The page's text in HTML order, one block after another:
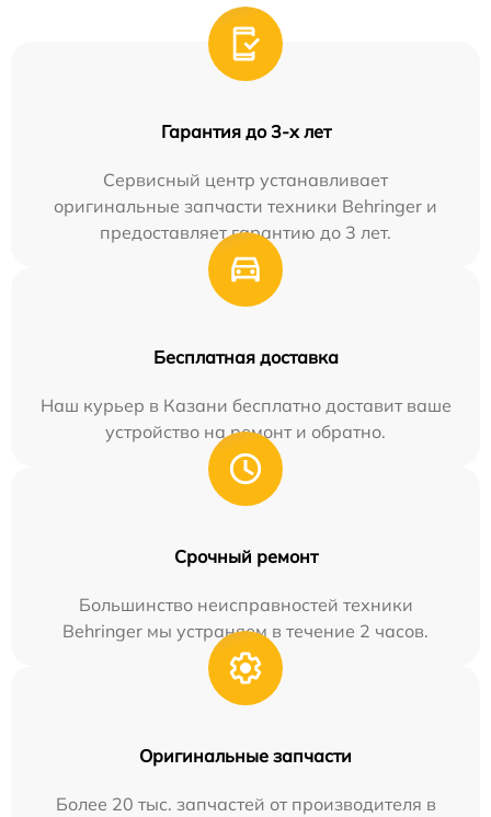
Гарантия до 3-х лет
Сервисный центр устанавливает
оригинальные запчасти техники Behringer и
предоставляет гарантию до 3 лет.
Бесплатная доставка
Наш курьер в Казани бесплатно доставит ваше
устройство на ремонт и обратно.
Срочный ремонт
Большинство неисправностей техники
Behringer мы устраняем в течение 2 часов.
Оригинальные запчасти
Более 20 тыс. запчастей от производителя в